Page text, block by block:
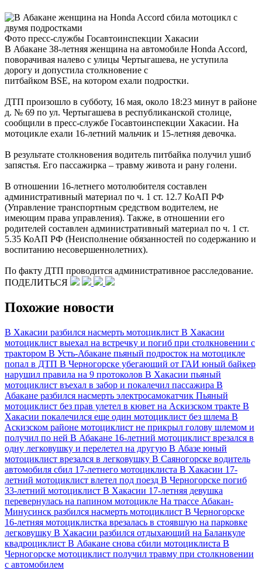
Фото пресс-службы Госавтоинспекции Хакасии
В Абакане 38-летняя женщина на автомобиле Honda Accord,
поворачивая налево с улицы Чертыгашева, не уступила
дорогу и допустила столкновение с
питбайком BSE, на котором ехали подростки.
ДТП произошло в субботу, 16 мая, около 18:23 минут в районе
д. № 69 по ул. Чертыгашева в республиканской столице,
сообщили в пресс-службе Госавтоинспекции Хакасии. На
мотоцикле ехали 16-летний мальчик и 15-летняя девочка.
В результате столкновения водитель питбайка получил ушиб
запястья. Его пассажирка – травму живота и рану голени.
В отношении 16-летнего мотолюбителя составлен
административный материал по ч. 1 ст. 12.7 КоАП РФ
(Управление транспортным средством водителем, не
имеющим права управления). Также, в отношении его
родителей составлен административный материал по ч. 1 ст.
5.35 КоАП РФ (Неисполнение обязанностей по содержанию и
воспитанию несовершеннолетних).
По факту ДТП проводится административное расследование.
ПОДЕЛИТЬСЯ
Похожие новости
В Хакасии разбился насмерть мотоциклист В Хакасии
мотоциклист выехал на встречку и погиб при столкновении с
трактором В Усть‑Абакане пьяный подросток на мотоцикле
попал в ДТП В Черногорске убегающий от ГАИ юный байкер
нарушил правила на 9 протоколов В Хакасии пьяный
мотоциклист въехал в забор и покалечил пассажира В
Абакане разбился насмерть электросамокатчик Пьяный
мотоциклист без прав улетел в кювет на Аскизском тракте В
Хакасии покалечился еще один мотоциклист без шлема В
Аскизском районе мотоциклист не прикрыл голову шлемом и
получил по ней В Абакане 16-летний мотоциклист врезался в
одну легковушку и перелетел на другую В Абазе юный
мотоциклист врезался в легковушку В Саяногорске водитель
автомобиля сбил 17-летнего мотоциклиста В Хакасии 17-
летний мотоциклист влетел под поезд В Черногорске погиб
33-летний мотоциклист В Хакасии 17-летняя девушка
перевернулась на папином мотоцикле На трассе Абакан-
Минусинск разбился насмерть мотоциклист В Черногорске
16-летняя мотоциклистка врезалась в стоявшую на парковке
легковушку В Хакасии разбился отдыхающий на Баланкуле
квадроциклист В Абакане снова сбили мотоциклиста В
Черногорске мотоциклист получил травму при столкновении
с автомобилем